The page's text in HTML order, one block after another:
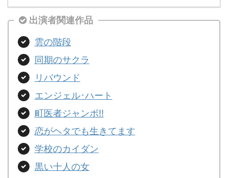
出演者関連作品
雲の階段
同期のサクラ
リバウンド
エンジェル･ハート
町医者ジャンボ!!
恋がヘタでも生きてます
学校のカイダン
黒い十人の女